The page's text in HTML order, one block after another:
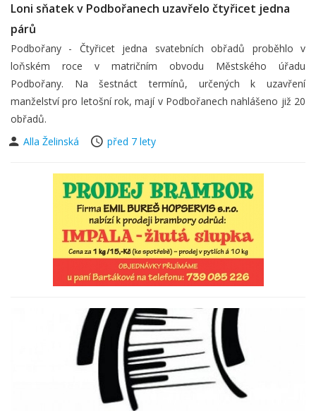
Loni sňatek v Podbořanech uzavřelo čtyřicet jedna
párů
Podbořany - Čtyřicet jedna svatebních obřadů proběhlo v
loňském roce v matričním obvodu Městského úřadu
Podbořany. Na šestnáct termínů, určených k uzavření
manželství pro letošní rok, mají v Podbořanech nahlášeno již 20
obřadů.
Alla Želinská
před 7 lety